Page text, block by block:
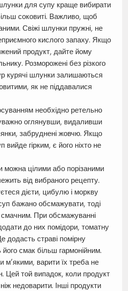
шлунки для супу краще вибирати
соковиті. Важливо, щоб
Свіжі шлунки пружні, не
кислого запаху. Якщо
продукт, дайте йому
Розморожені без різкого
курячі шлунки залишаються
як не піддавалися
необхідно ретельно
оглянувши, видаливши
забруднені жовчю. Якщо
вийде гірким, є його ніхто не
можна цілими або порізаними
від вибраного рецепту.
дієти, цибулю і моркву
бажано обсмажувати, тоді
При обсмажуванні
до них помідори, томатну
додасть страві помірну
його смак більш гармонійним.
варити їх треба не
Цей той випадок, коли продукт
недоварити. Інші продукти